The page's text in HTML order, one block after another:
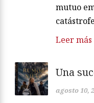
mutuo
Leer más
Una
agosto 10,